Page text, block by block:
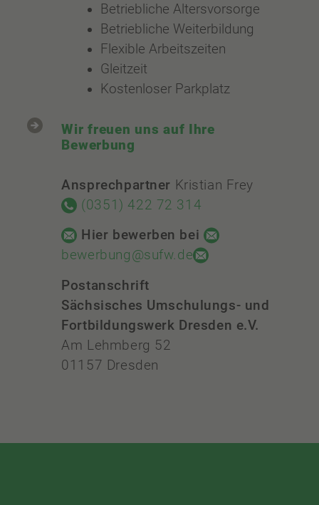
Betriebliche Altersvorsorge
Betriebliche Weiterbildung
Flexible Arbeitszeiten
Gleitzeit
Kostenloser Parkplatz
Wir freuen uns auf Ihre
Bewerbung
Ansprechpartner Kristian Frey
(0351) 422 72 314
Hier bewerben bei
bewerbung@sufw.de
Postanschrift
Sächsisches Umschulungs- und
Fortbildungswerk Dresden e.V.
Am Lehmberg 52
01157 Dresden